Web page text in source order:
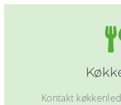
Kontakt